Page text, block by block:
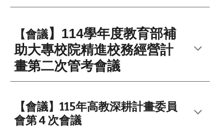
【會議】 114學年度教育部補
助大專校院精進校務經營計
畫第二次管考會議
【會議】115年高教深耕計畫委員
會第 4 次會議